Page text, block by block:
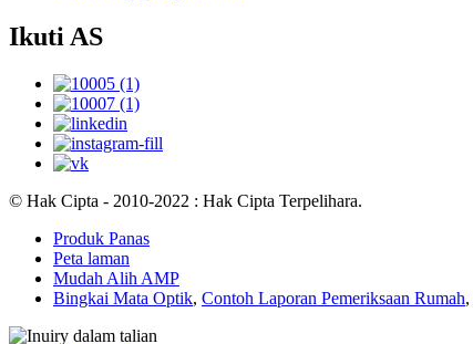
Ikuti AS
© Hak Cipta - 2010-2022 : Hak Cipta Terpelihara.
Produk Panas
Peta laman
Mudah Alih AMP
Bingkai Mata Optik, Contoh Laporan Pemeriksaan Rumah,